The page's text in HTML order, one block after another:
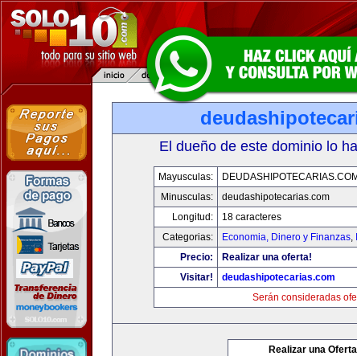
El dueño de este dominio lo
Mayusculas:
DEUDASHIPOTECARIAS.COM
Minusculas:
deudashipotecarias.com
Longitud:
18 caracteres
Categorias:
Economia, Dinero y Finanzas,
Precio:
Realizar una oferta!
Visitar!
deudashipotecarias.com
Serán consideradas
Realizar una Oferta